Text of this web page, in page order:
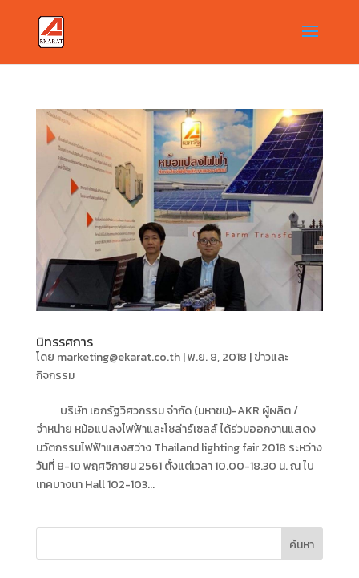
นิทรรศการ
โดย marketing@ekarat.co.th|พ.ย. 8, 2018 |ข่าวและ
กิจกรรม
บริษัท เอกรัฐวิศวกรรม จำกัด (มหาชน)-AKR ผู้ผลิต /
จำหน่าย หม้อแปลงไฟฟ้าและโซล่าร์เซลล์ ได้ร่วมออกงานแสดง
นวัตกรรมไฟฟ้าแสงสว่าง Thailand lighting fair 2018 ระหว่าง
วันที่ 8-10 พฤศจิกายน 2561 ตั้งแต่เวลา 10.00-18.30 น. ณ ไบ
เทคบางนา Hall 102-103...